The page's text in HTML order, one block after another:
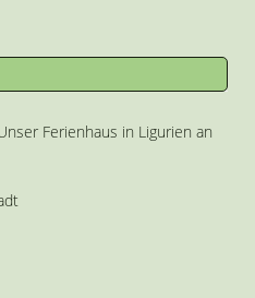
Ferienhaus in Ligurien an